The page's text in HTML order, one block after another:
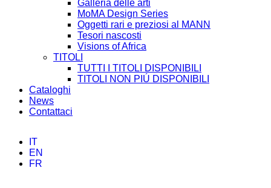
Galleria delle arti
MoMA Design Series
Oggetti rari e preziosi al MANN
Tesori nascosti
Visions of Africa
TITOLI
TUTTI I TITOLI DISPONIBILI
TITOLI NON PIÚ DISPONIBILI
Cataloghi
News
Contattaci
IT
EN
FR